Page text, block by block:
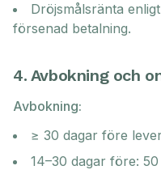
Dröjsmålsränta
försenad betalning.
4. Avbokning och
Avbokning:
≥ 30 dagar före
14–30 dagar före: